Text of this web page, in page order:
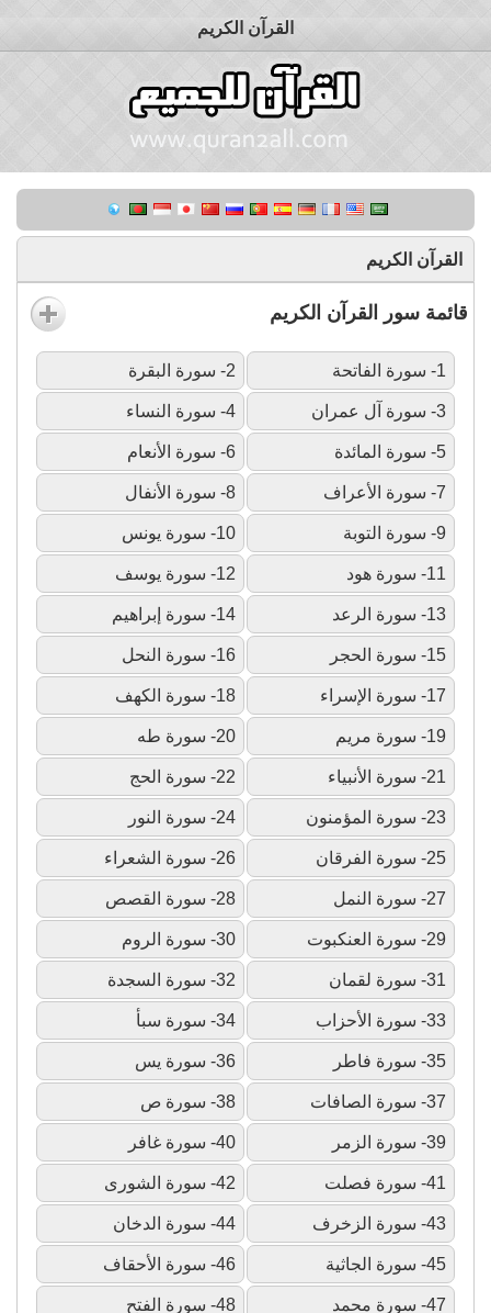
القرآن الكريم
القرآن الكريم
قائمة سور القرآن الكريم
1- سورة الفاتحة 2- سورة البقرة
3- سورة آل عمران 4- سورة النساء
5- سورة المائدة 6- سورة الأنعام
7- سورة الأعراف 8- سورة الأنفال
9- سورة التوبة 10- سورة يونس
11- سورة هود 12- سورة يوسف
13- سورة الرعد 14- سورة إبراهيم
15- سورة الحجر 16- سورة النحل
17- سورة الإسراء 18- سورة الكهف
19- سورة مريم 20- سورة طه
21- سورة الأنبياء 22- سورة الحج
23- سورة المؤمنون 24- سورة النور
25- سورة الفرقان 26- سورة الشعراء
27- سورة النمل 28- سورة القصص
29- سورة العنكبوت 30- سورة الروم
31- سورة لقمان 32- سورة السجدة
33- سورة الأحزاب 34- سورة سبأ
35- سورة فاطر 36- سورة يس
37- سورة الصافات 38- سورة ص
39- سورة الزمر 40- سورة غافر
41- سورة فصلت 42- سورة الشورى
43- سورة الزخرف 44- سورة الدخان
45- سورة الجاثية 46- سورة الأحقاف
47- سورة محمد 48- سورة الفتح